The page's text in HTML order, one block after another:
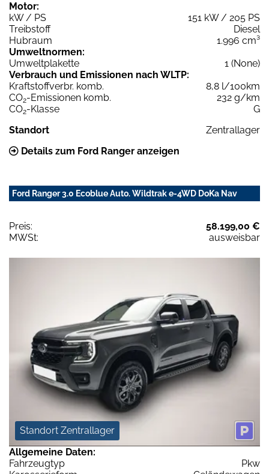
Motor:
kW / PS
151 kW / 205 PS
Treibstoff
Diesel
Hubraum
1.996 cm³
Umweltnormen:
Umweltplakette
1 (None)
Verbrauch und Emissionen nach WLTP:
Kraftstoffverbr. komb.
8,8 l/100km
CO2-Emissionen komb.
232 g/km
CO2-Klasse
G
Standort
Zentrallager
Details zum Ford Ranger anzeigen
Ford Ranger 3.0 Ecoblue Auto. Wildtrak e-4WD DoKa Nav
Preis:
58.199,00 €
MWSt:
ausweisbar
Standort Zentrallager
Allgemeine Daten:
Fahrzeugtyp
Pkw